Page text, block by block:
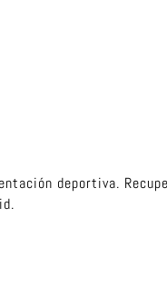
deportiva.